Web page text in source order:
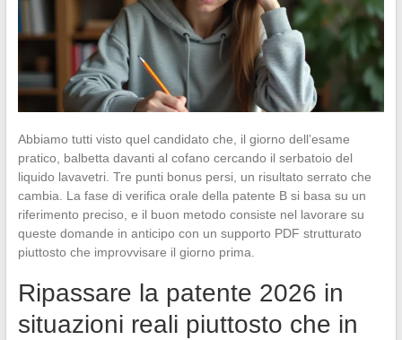
Abbiamo tutti visto quel candidato che, il giorno dell’esame
pratico, balbetta davanti al cofano cercando il serbatoio del
liquido lavavetri. Tre punti bonus persi, un risultato serrato che
cambia. La fase di verifica orale della patente B si basa su un
riferimento preciso, e il buon metodo consiste nel lavorare su
queste domande in anticipo con un supporto PDF strutturato
piuttosto che improvvisare il giorno prima.
Ripassare la patente 2026 in
situazioni reali piuttosto che in